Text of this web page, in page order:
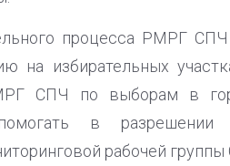
процесса РМРГ
на избирательных
СПЧ по выборам в
в
рабочей